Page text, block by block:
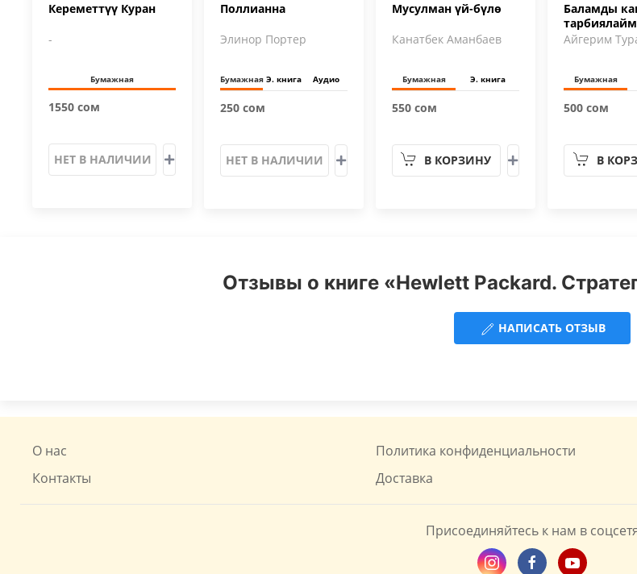
Кереметтүү Куран
-
Бумажная
1550 сом
НЕТ В НАЛИЧИИ
Поллианна
Элинор Портер
Бумажная Э. книга Аудио
250 сом
НЕТ В НАЛИЧИИ
Мусулман үй-бүлө
Канатбек Аманбаев
Бумажная Э. книга
550 сом
В КОРЗИНУ
Баламды
Айгерим
Бумажная
500 сом
В
Отзывы о книге «Hewlett Packard.
НАПИСАТЬ ОТЗЫВ
О нас Политика конфиденциальности
Контакты
Доставка
Присоединяйтесь к нам в